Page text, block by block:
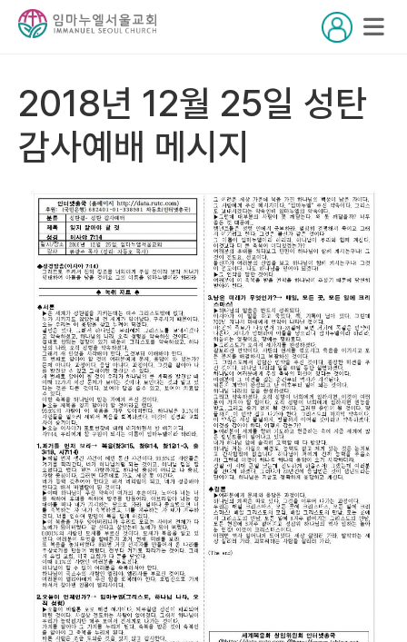
2018년 12월 25일 성탄
감사예배 메시지